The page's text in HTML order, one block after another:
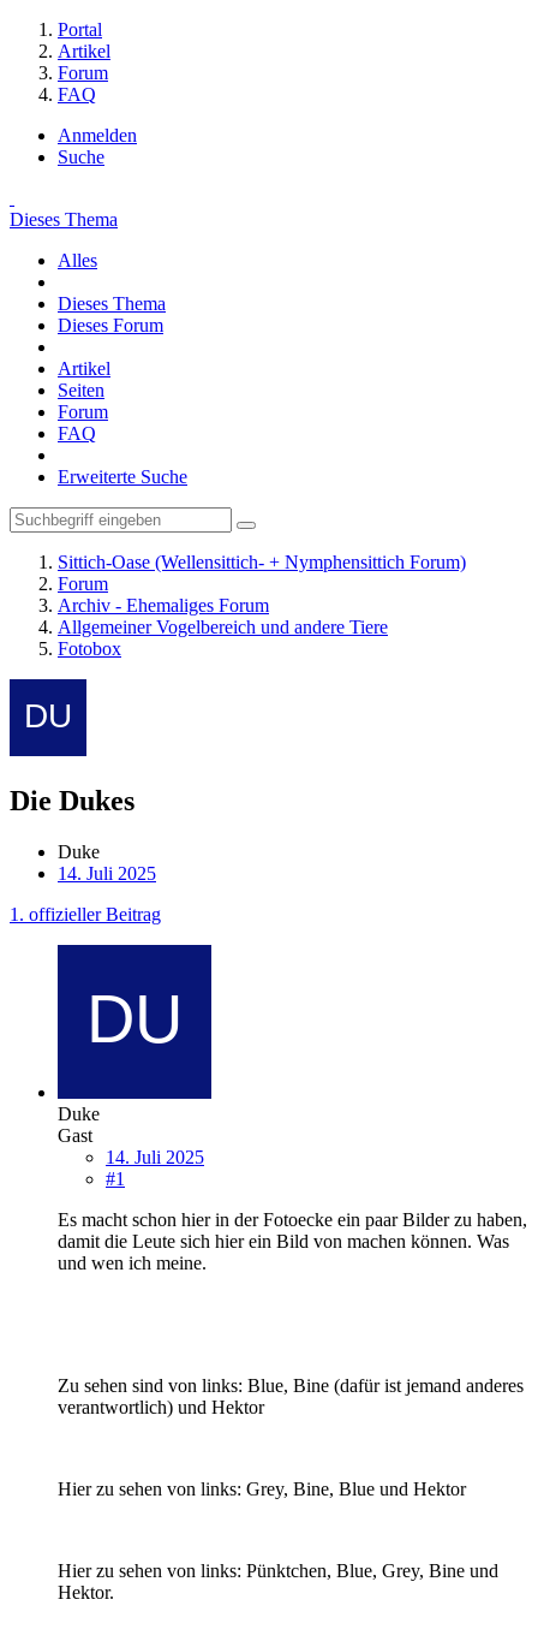
Portal
Artikel
Forum
FAQ
Anmelden
Suche
Dieses Thema
Alles
Dieses Thema
Dieses Forum
Artikel
Seiten
Forum
FAQ
Erweiterte Suche
Sittich-Oase (Wellensittich- + Nymphensittich Forum)
Forum
Archiv - Ehemaliges Forum
Allgemeiner Vogelbereich und andere Tiere
Fotobox
Die Dukes
Duke
14. Juli 2025
1. offizieller Beitrag
Duke
Gast
14. Juli 2025
#1
Es macht schon hier in der Fotoecke ein paar Bilder zu haben,
damit die Leute sich hier ein Bild von machen können. Was
und wen ich meine.
Zu sehen sind von links: Blue, Bine (dafür ist jemand anderes
verantwortlich) und Hektor
Hier zu sehen von links: Grey, Bine, Blue und Hektor
Hier zu sehen von links: Pünktchen, Blue, Grey, Bine und
Hektor.